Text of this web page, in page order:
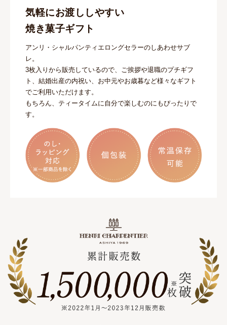
気軽にお渡ししやすい
焼き菓子ギフト
アンリ・シャルパンティエロングセラーのしあわせサブ
レ。
3枚入りから販売しているので、ご挨拶や退職のプチギフ
ト、結婚出産の内祝い、お中元やお歳暮など様々なギフト
でご利用いただけます。
もちろん、ティータイムに自分で楽しむのにもぴったりで
す。